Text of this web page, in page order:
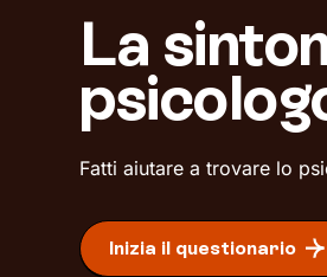
La
Fatti aiutare a trovare lo
Inizia il questionario